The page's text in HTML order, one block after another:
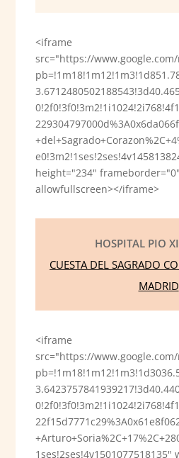
<iframe
src="https://
height="234"
allowfullscreen></iframe>
HOSPITAL PIO
CUESTA DEL SAGRADO
MADRID
<iframe
src="https://
1ses!2ses!4v1501077518135"